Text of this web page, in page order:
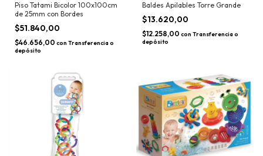
Piso Tatami Bicolor 100x100cm
de 25mm con Bordes
$51.840,00
$46.656,00 con Transferencia o
depósito
Baldes Apilables Torre Grande
$13.620,00
$12.258,00 con Transferencia o
depósito